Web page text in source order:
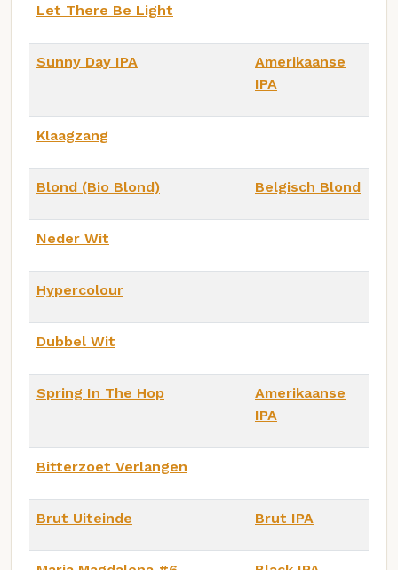
Let There Be Light
Sunny Day IPA
Amerikaanse
IPA
Klaagzang
Blond (Bio Blond) Belgisch Blond
Neder Wit
Hypercolour
Dubbel Wit
Spring In The Hop
Amerikaanse
IPA
Bitterzoet Verlangen
Brut Uiteinde Brut IPA